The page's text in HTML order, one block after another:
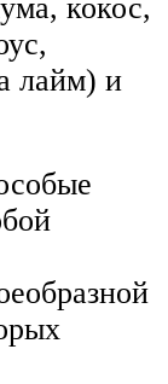
кокос,
лайм) и